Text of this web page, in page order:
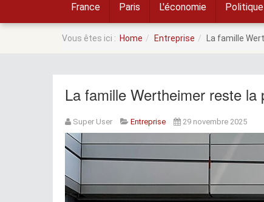
France Paris L'économie Politique
Vous êtes ici : Home Entreprise La famille
La famille Wertheimer reste la
Super User Entreprise 29 novembre 2025